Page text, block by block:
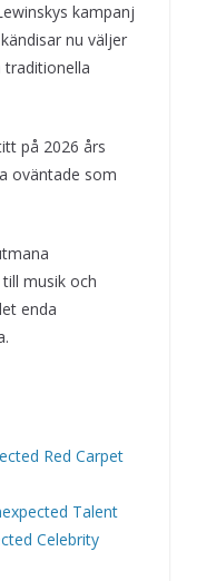
kampanj
nu väljer
traditionella
på 2026 års
oväntade som
musik och
enda
Red Carpet
Talent
Celebrity